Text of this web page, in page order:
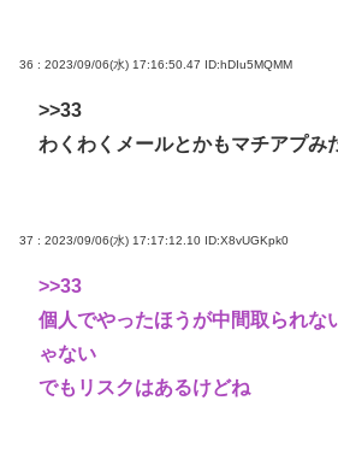
36 : 2023/09/06(水) 17:16:50.47 ID:hDIu5MQMM
>>33
わくわくメールとかもマチアプみ
37 : 2023/09/06(水) 17:17:12.10 ID:X8vUGKpk0
>>33
個人でやったほうが中間取られな
ゃない
でもリスクはあるけどね